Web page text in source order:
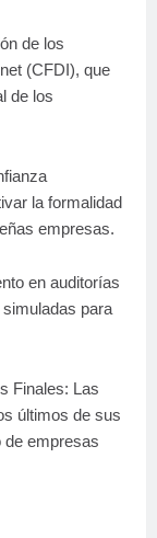
de los
(CFDI), que
de los
la formalidad
empresas.
en auditorías
para
Finales: Las
últimos de sus
de empresas